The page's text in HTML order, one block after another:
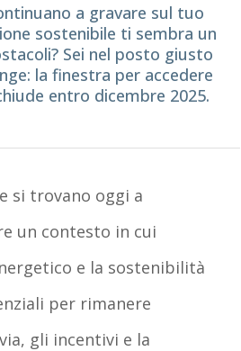
a gravare sul tuo
sostenibile ti sembra un
Sei nel posto giusto
la finestra per accedere
entro dicembre 2025.
si trovano oggi a
un contesto in cui
e la sostenibilità
per rimanere
gli incentivi e la